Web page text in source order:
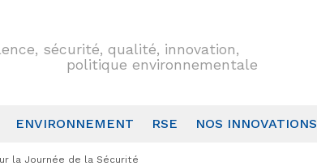
sécurité, qualité, innovation,
politique environnementale
ENVIRONNEMENT RSE NOS INNOVATIONS
la Journée de la Sécurité